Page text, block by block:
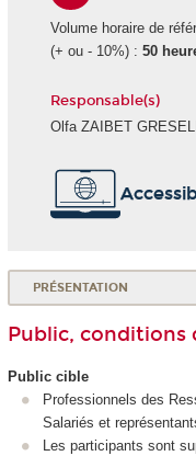
Volume horaire de
(+ ou - 10%) : 50
Responsable(s)
Olfa ZAIBET
PRÉSENTATION
Public, conditions
Public cible
Professionnels des
Salariés et
Les participants sont